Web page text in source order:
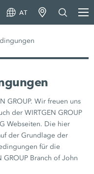
AT
GROUP. Wir freuen uns
der WIRTGEN GROUP
Webseiten. Die hier
der Grundlage der
für die
Branch of John